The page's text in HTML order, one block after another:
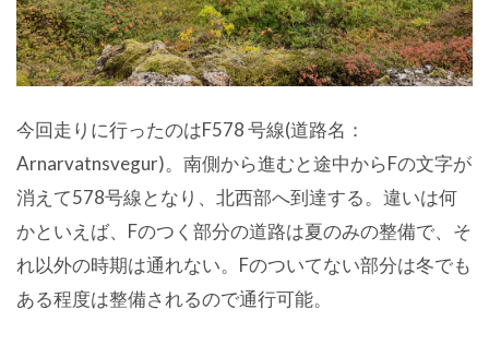
今回走りに行ったのはF578 号線(道路名：
Arnarvatnsvegur)。南側から進むと途中からFの文字が
消えて578号線となり、北西部へ到達する。違いは何
かといえば、Fのつく部分の道路は夏のみの整備で、そ
れ以外の時期は通れない。Fのついてない部分は冬でも
ある程度は整備されるので通行可能。